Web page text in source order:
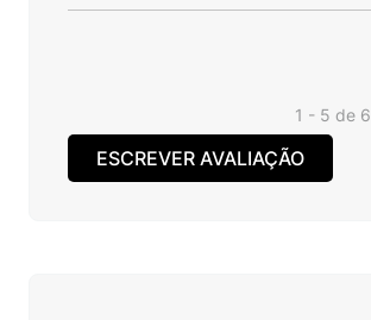
1 - 5de 6
ESCREVER AVALIAÇÃO